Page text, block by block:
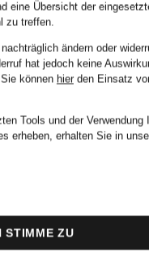
eine Übersicht der
zu treffen.
ändern oder
hat jedoch keine
Sie können hierden Einsatz
Tools und der Verwendung
erheben, erhalten Sie in
STIMME ZU